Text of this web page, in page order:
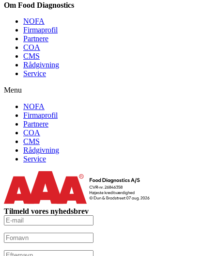
Om Food Diagnostics
NOFA
Firmaprofil
Partnere
COA
CMS
Rådgivning
Service
Menu
NOFA
Firmaprofil
Partnere
COA
CMS
Rådgivning
Service
Tilmeld vores nyhedsbrev